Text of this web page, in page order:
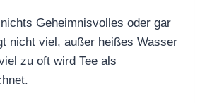
Geheimnisvolles oder gar
nicht viel, außer heißes Wasser
zu oft wird Tee als